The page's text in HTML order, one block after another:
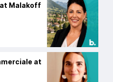
Malakoff
at